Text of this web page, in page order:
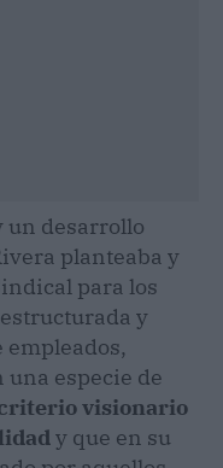
un desarrollo
planteaba y
para los
y
especie de
visionario
y que en su